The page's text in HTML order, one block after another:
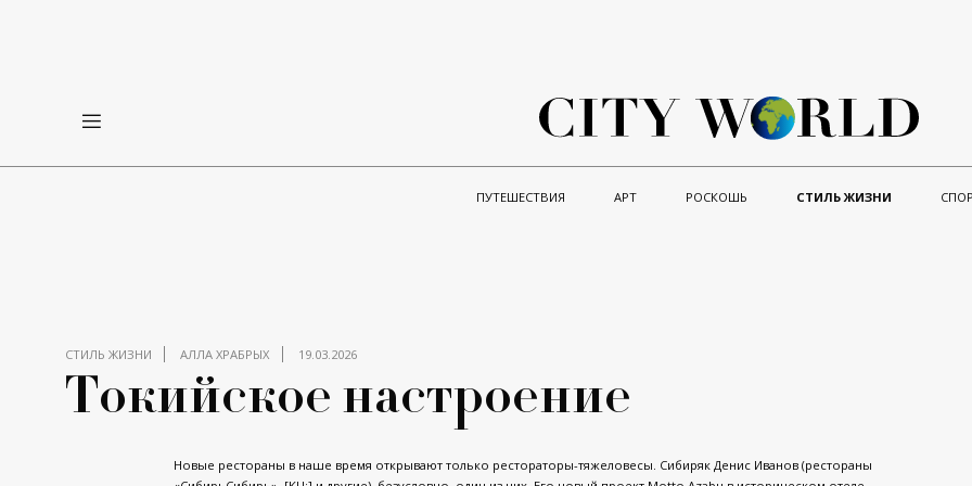
ПУТЕШЕСТВИЯ АРТ РОСКОШЬ СТИЛЬ ЖИЗНИ
СТИЛЬ ЖИЗНИ АЛЛА ХРАБРЫХ 19.03.2026
Токийское настроение
Новые рестораны в наше время открывают только рестораторы-тяжеловесы. Сибиряк Денис Иванов (рестораны